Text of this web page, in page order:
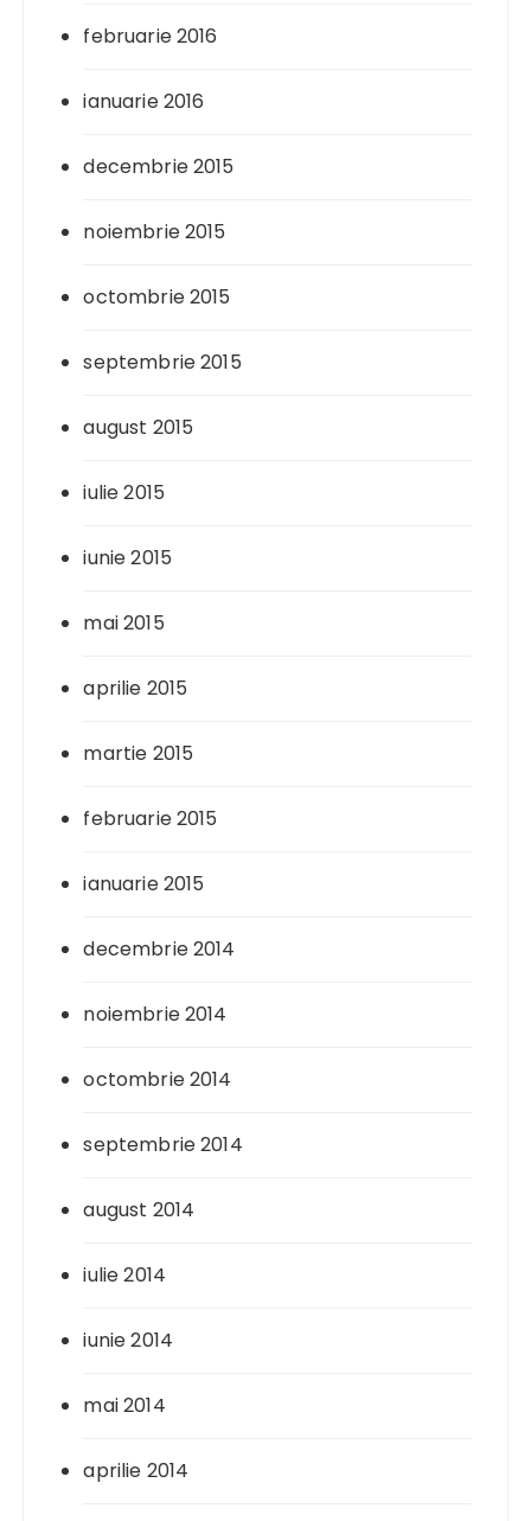
februarie 2016
ianuarie 2016
decembrie 2015
noiembrie 2015
octombrie 2015
septembrie 2015
august 2015
iulie 2015
iunie 2015
mai 2015
aprilie 2015
martie 2015
februarie 2015
ianuarie 2015
decembrie 2014
noiembrie 2014
octombrie 2014
septembrie 2014
august 2014
iulie 2014
iunie 2014
mai 2014
aprilie 2014